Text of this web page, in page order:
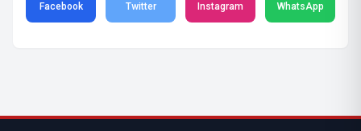
Facebook Twitter Instagram WhatsApp